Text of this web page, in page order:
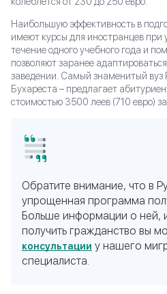
Наибольшую эффективность в
имеют курсы для иностранцев при
течение одного учебного года и
позволяют заранее
заведении. Самый знаменитый вуз
Бухареста – предлагает
стоимостью 3500 леев (710 евро) за
Обратите внимание, что в
упрощенная программа
Больше информации о ней,
получить гражданство вы
консультации у нашего
специалиста.